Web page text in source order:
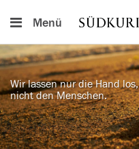
Menü
Wir lassen nur die Hand los,
nicht den Menschen.